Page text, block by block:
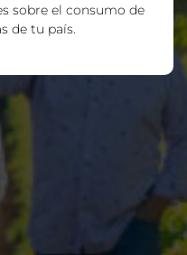
sobre el consumo de
de tu país.